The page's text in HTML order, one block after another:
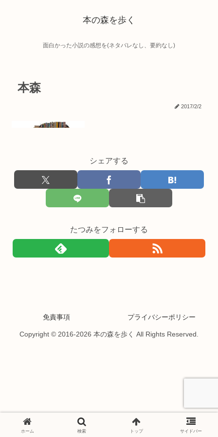
本の森を歩く
面白かった小説の感想を(ネタバレなし、要約なし)
本森
2017/2/2
シェアする
たつみをフォローする
免責事項 プライバシーポリシー
Copyright © 2016-2026 本の森を歩く All Rights Reserved.
ホーム 検索 トップ サイドバー